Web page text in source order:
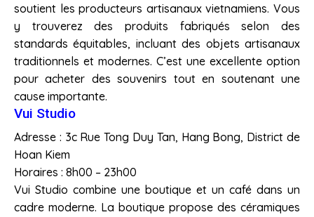
soutient les producteurs artisanaux vietnamiens. Vous
y trouverez des produits fabriqués selon des
standards équitables, incluant des objets artisanaux
traditionnels et modernes. C’est une excellente option
pour acheter des souvenirs tout en soutenant une
cause importante.
Vui Studio
Adresse : 3c Rue Tong Duy Tan, Hang Bong, District de
Hoan Kiem
Horaires : 8h00 – 23h00
Vui Studio combine une boutique et un café dans un
cadre moderne. La boutique propose des céramiques